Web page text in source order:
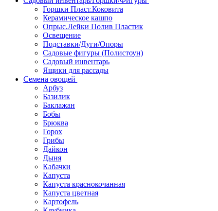
Горшки Пласт.Коковита
Керамическое кашпо
Опрыс.Лейки Полив Пластик
Освещение
Подставки/Дуги/Опоры
Садовые фигуры (Полистоун)
Садовый инвентарь
Ящики для рассады
Семена овощей
Арбуз
Базилик
Баклажан
Бобы
Брюква
Горох
Грибы
Дайкон
Дыня
Кабачки
Капуста
Капуста краснокочанная
Капуста цветная
Картофель